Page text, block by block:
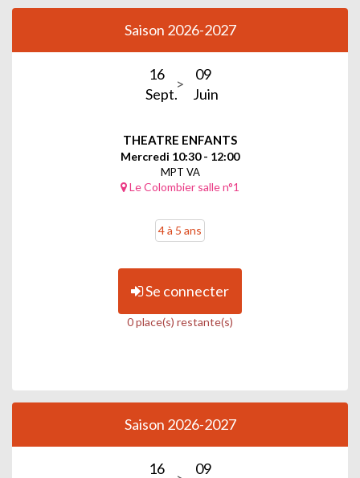
Saison 2026-2027
16
Sept.
09
Juin
THEATRE ENFANTS
Mercredi 10:30 - 12:00
MPT VA
Le Colombier salle n°1
4 à 5 ans
Se connecter
0 place(s) restante(s)
Saison 2026-2027
16
09